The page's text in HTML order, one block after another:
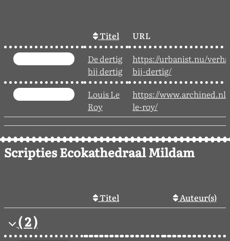
Titel
URL
De dertig
bij dertig
https://urbanist.nu/
bij-dertig/
Louis Le
Roy
https://www.archined.nl/
le-roy/
Scripties Ecokathedraal Mildam
Titel Auteur(s)
( 2 )